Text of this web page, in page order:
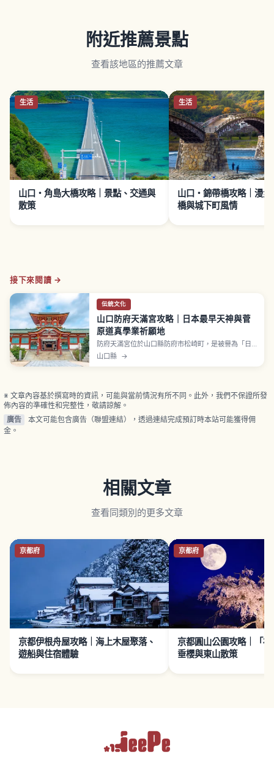
附近推薦景點
查看該地區的推薦文章
生活
山口・角島大橋攻略｜景點、交通與
散策
生活
山口・錦帶橋攻略｜漫
橋與城下町風情
接下來閱讀 →
伝統文化
山口防府天滿宮攻略｜日本最早天神與菅
原道真學業祈願地
防府天滿宮位於山口縣防府市松崎町，是被譽為「日
本最初的天神」的神社，主祭神為菅原道真公。相傳
創建於延喜4年（904年），與京都北野天滿宮、福
山口縣 →
※ 文章內容基於撰寫時的資訊，可能與當前情況有所不同。此外，我們不保證所發
佈內容的準確性和完整性，敬請諒解。
廣告
本文可能包含廣告（聯盟連結），透過連結完成預訂時本站可能獲得佣
金。
相關文章
查看同類別的更多文章
京都府
京都伊根舟屋攻略｜海上木屋聚落、
遊船與住宿體驗
京都府
京都圓山公園攻略｜「
垂櫻與東山散策